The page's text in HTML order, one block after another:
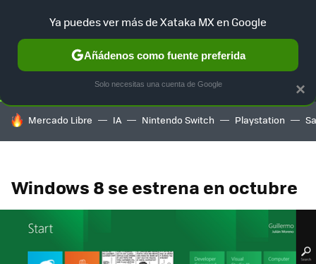
SELECCIÓN GAMING HOME AUTO TERRITORIO
HOY SE HABLA DE
Mercado Libre IA Nintendo Switch Playstation
Windows 8 se estrena en octubre
×
Ya puedes ver más de Xataka MX en Google
Añádenos como fuente preferida
Solo necesitas una cuenta de Google